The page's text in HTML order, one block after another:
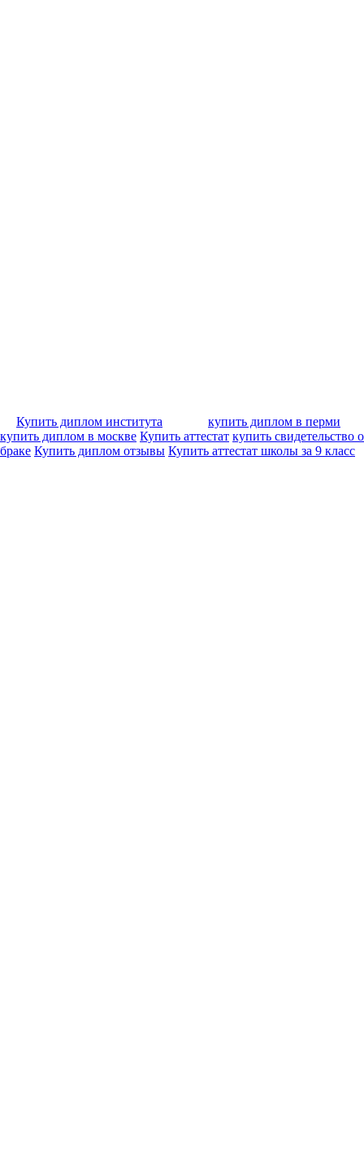
Купить диплом института
купить диплом в перми
купить диплом в москве Купить аттестат купить свидетельство о
браке Купить диплом отзывы Купить аттестат школы за 9 класс